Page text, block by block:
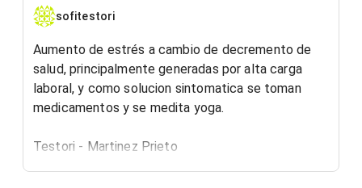
sofitestori
Aumento de estrés a cambio de decremento de
salud, principalmente generadas por alta carga
laboral, y como solucion sintomatica se toman
medicamentos y se medita yoga.
Testori - Martinez Prieto